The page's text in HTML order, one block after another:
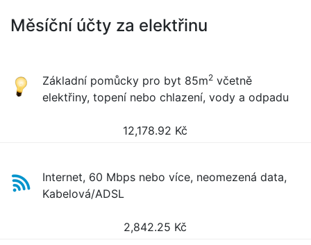
Měsíční účty za elektřinu
Základní pomůcky pro byt 85m2 včetně
elektřiny, topení nebo chlazení, vody a odpadu
12,178.92 Kč
Internet, 60 Mbps nebo více, neomezená data,
Kabelová/ADSL
2,842.25 Kč